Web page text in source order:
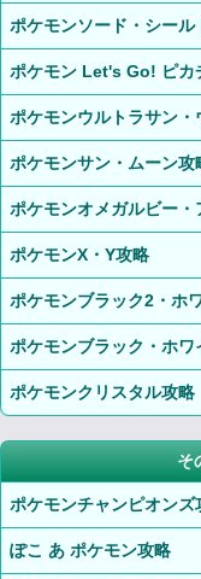
ポケモンソード・シール
ポケモン Let's Go! ピカ
ポケモンウルトラサン
ポケモンサン・ムーン攻
ポケモンオメガルビー
ポケモンX・Y攻略
ポケモンブラック2・ホ
ポケモンブラック・ホ
ポケモンクリスタル攻略
そ
ポケモンチャンピオンズ
ぽこ あ ポケモン攻略